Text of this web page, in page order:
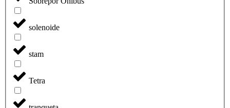
solenoide
stam
Tetra